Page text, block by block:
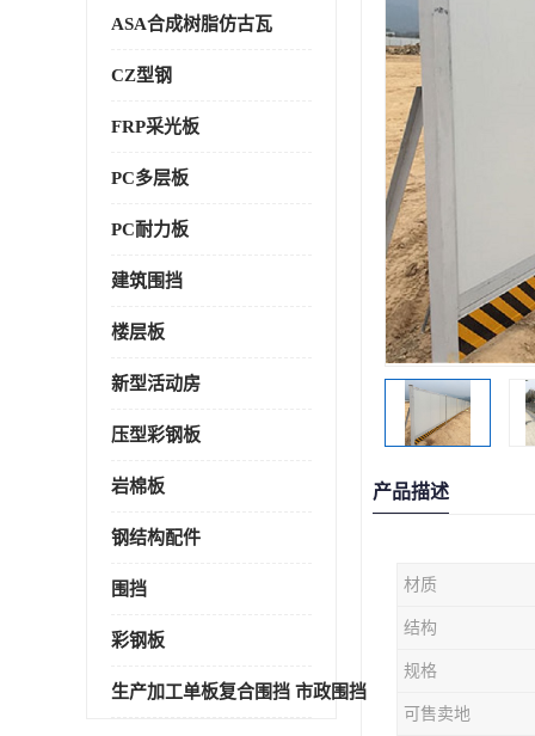
ASA合成树脂仿古瓦
CZ型钢
FRP采光板
PC多层板
PC耐力板
建筑围挡
楼层板
新型活动房
压型彩钢板
岩棉板
钢结构配件
围挡
彩钢板
生产加工单板复合围挡 市政围挡
产品描述
材质
结构
规格
可售卖地